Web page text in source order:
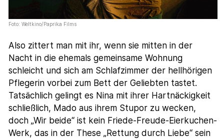
Foto: Weltkino/Paprika Films
Also zittert man mit ihr, wenn sie mitten in der
Nacht in die ehemals gemeinsame Wohnung
schleicht und sich am Schlafzimmer der hellhörigen
Pflegerin vorbei zum Bett der Geliebten tastet.
Tatsächlich gelingt es Nina mit ihrer Hartnäckigkeit
schließlich, Mado aus ihrem Stupor zu wecken,
doch „Wir beide“ ist kein Friede-Freude-Eierkuchen-
Werk, das in der These „Rettung durch Liebe“ sein